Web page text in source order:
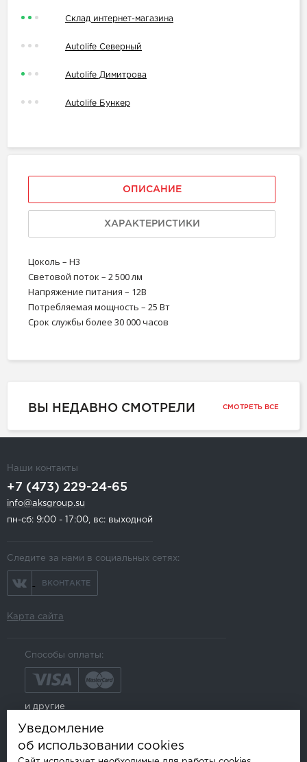
Склад интернет-магазина
Autolife Северный
Autolife Димитрова
Autolife Бункер
ОПИСАНИЕ
ХАРАКТЕРИСТИКИ
Цоколь – Н3
Световой поток – 2 500 лм
Напряжение питания – 12В
Потребляемая мощность – 25 Вт
Срок службы более 30 000 часов
ВЫ НЕДАВНО СМОТРЕЛИ СМОТРЕТЬ ВСЕ
Наши контакты
+7 (473) 229-24-65
info@aksgroup.su
пн-сб: 9:00 - 17:00, вс: выходной
Следите за нами в социальных сетях:
ВКОНТАКТЕ
Карта сайта
Способы оплаты:
и другие
Уведомление
об использовании cookies